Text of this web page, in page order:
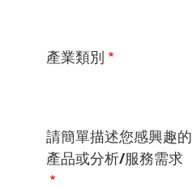
產業類別
請簡單描述您感興趣的
產品或分析/服務需求